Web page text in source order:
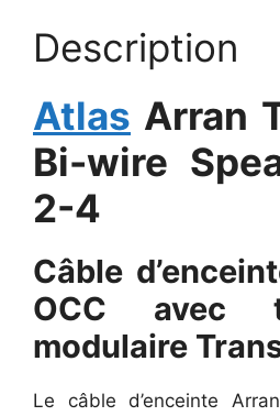
Description
Atlas Arran
Bi-wire
2-4
Câble
OCC avec
modulaire
Le câble d’enceinte